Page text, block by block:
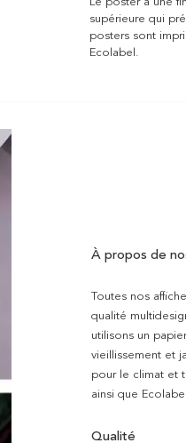
supérieure qui
posters sont
Ecolabel.
À propos de
Toutes nos
qualité
utilisons un
vieillissement et
pour le climat et
ainsi que
Qualité